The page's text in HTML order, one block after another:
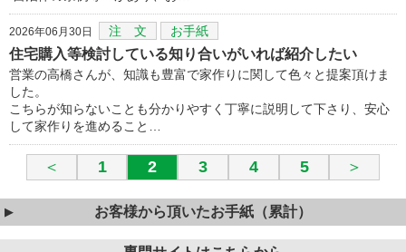
2026年06月30日 注 文 お手紙
住宅購入等検討している知り合いがいれば紹介したい
営業の高橋さんが、知識も豊富で家作りに関して色々と提案頂けま
した。
こちらが知らないことも分かりやすく丁寧に説明して下さり、安心
して家作りを進めること…
＜ 1 2 3 4 5 ＞
お客様から頂いたお手紙（累計）